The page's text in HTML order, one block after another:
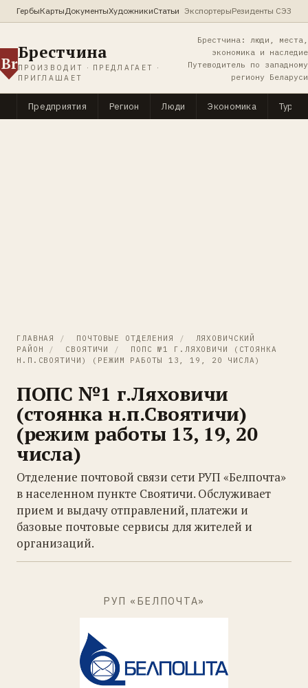
ГербыКартыДокументыХудожникиСтатьи ЭкспортерыРезиденты СЭЗ
Br
Брестчина
ПРОИЗВОДИТ · ПРЕДЛАГАЕТ ·
ПРИГЛАШАЕТ
Брестчина: люди, места,
экономика и наследие
Путеводитель по западному
региону Беларуси
Предприятия Регион Люди Экономика
ГЛАВНАЯ / ПОЧТОВЫЕ ОТДЕЛЕНИЯ /
ЛЯХОВИЧСКИЙ
РАЙОН
/ СВОЯТИЧИ /
ПОПС №1 Г.ЛЯХОВИЧИ (СТОЯНКА
Н.П.СВОЯТИЧИ) (РЕЖИМ РАБОТЫ 13, 19, 20 ЧИСЛА)
ПОПС №1 г.Ляховичи
(стоянка н.п.Своятичи)
(режим работы 13, 19, 20
числа)
Отделение почтовой связи сети РУП «Белпочта»
в населенном пункте Своятичи. Обслуживает
прием и выдачу отправлений, платежи и
базовые почтовые сервисы для жителей и
организаций.
РУП «БЕЛПОЧТА»